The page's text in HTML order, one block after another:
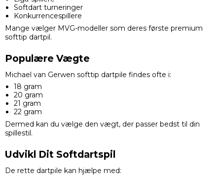
Softdart turneringer
Konkurrencespillere
Mange vælger MVG-modeller som deres første premium
softtip dartpil.
Populære Vægte
Michael van Gerwen softtip dartpile findes ofte i:
18 gram
20 gram
21 gram
22 gram
Dermed kan du vælge den vægt, der passer bedst til din
spillestil.
Udvikl Dit Softdartspil
De rette dartpile kan hjælpe med: